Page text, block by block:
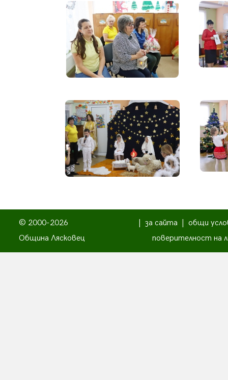
© 2000-2026
Община Лясковец
за сайта
общи
поверителност на